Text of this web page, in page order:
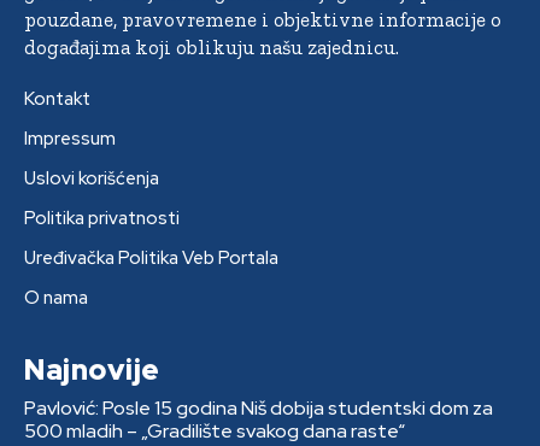
pouzdane, pravovremene i objektivne informacije o
događajima koji oblikuju našu zajednicu.
Kontakt
Impressum
Uslovi korišćenja
Politika privatnosti
Uređivačka Politika Veb Portala
O nama
Najnovije
Pavlović: Posle 15 godina Niš dobija studentski dom za
500 mladih – „Gradilište svakog dana raste“